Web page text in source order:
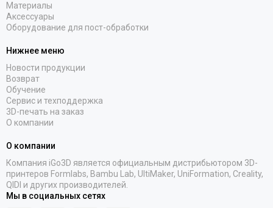
Материалы
Аксессуары
Оборудование для пост-обработки
Нижнее меню
Новости продукции
Возврат
Обучение
Сервис и техподдержка
3D-печать на заказ
О компании
О компании
Компания iGo3D является официальным дистрибьютором 3D-
принтеров Formlabs, Bambu Lab, UltiMaker, UniFormation, Creality,
QIDI и других производителей.
Мы в социальных сетях